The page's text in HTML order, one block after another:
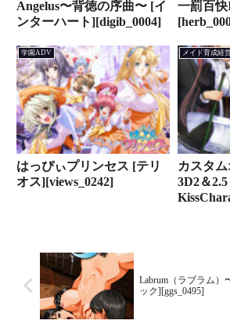
Angelus〜背徳の序曲〜 [イ
ンターハート][digib_0004]
一罰百
学園ADV
はっぴぃプリンセス [テリ
オス][views_0242]
カスタ
3D2＆
Labrum（ラブラム）
ック][ggs_0495]